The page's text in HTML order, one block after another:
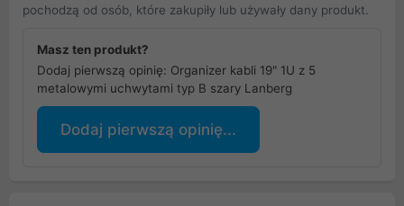
pochodzą od osób, które zakupiły lub używały dany produkt.
Masz ten produkt?
Dodaj pierwszą opinię: Organizer kabli 19" 1U z 5
metalowymi uchwytami typ B szary Lanberg
Dodaj pierwszą opinię...